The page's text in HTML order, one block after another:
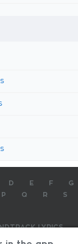
D E F G
P Q R S
LYRICS